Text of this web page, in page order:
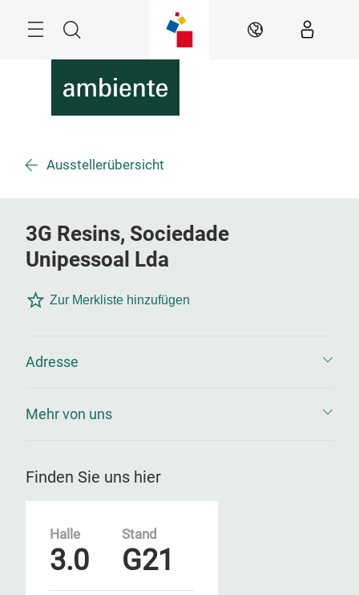
Suche DE
Ausstellerübersicht
3G Resins, Sociedade
Unipessoal Lda
Zur Merkliste hinzufügen
Adresse
Mehr von uns
Finden Sie uns hier
Halle
3.0
Stand
G21